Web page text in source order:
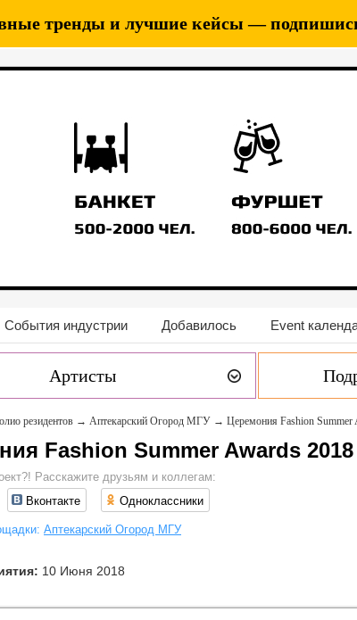
тренды и лучшие кейсы —
События индустрии Добавилось Event
Артисты
резидентов → Аптекарский Огород МГУ → Церемония Fashion Summer
Fashion Summer Awards 2018
Расскажите друзьям и коллегам:
Вконтакте Одноклассники
Аптекарский Огород МГУ
10 Июня 2018